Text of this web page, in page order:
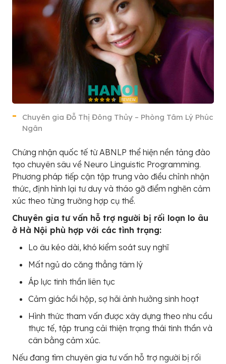
Chuyên gia Đỗ Thị Đông Thủy – Phòng Tâm Lý Phúc
Ngân
Chứng nhận quốc tế từ ABNLP thể hiện nền tảng đào
tạo chuyên sâu về Neuro Linguistic Programming.
Phương pháp tiếp cận tập trung vào điều chỉnh nhận
thức, định hình lại tư duy và tháo gỡ điểm nghẽn cảm
xúc theo từng trường hợp cụ thể.
Chuyên gia tư vấn hỗ trợ người bị rối loạn lo âu
ở Hà Nội phù hợp với các tình trạng:
Lo âu kéo dài, khó kiểm soát suy nghĩ
Mất ngủ do căng thẳng tâm lý
Áp lực tinh thần liên tục
Cảm giác hồi hộp, sợ hãi ảnh hưởng sinh hoạt
Hình thức tham vấn được xây dựng theo nhu cầu
thực tế, tập trung cải thiện trạng thái tinh thần và
cân bằng cảm xúc.
Nếu đang tìm chuyên gia tư vấn hỗ trợ người bị rối